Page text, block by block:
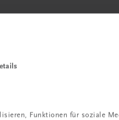
Funktionen für soziale
Sie da